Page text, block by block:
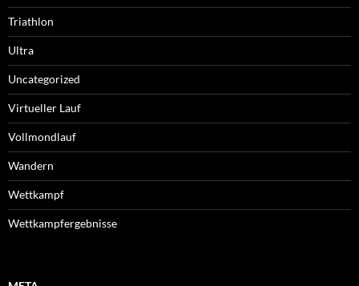
Triathlon
Ultra
Uncategorized
Virtueller Lauf
Vollmondlauf
Wandern
Wettkampf
Wettkampfergebnisse